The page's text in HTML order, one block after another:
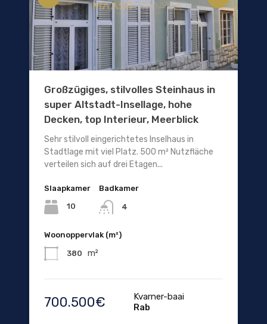
Großzügiges, stilvolles Steinhaus in
super Altstadt-Insellage, hohe
Decken, top Interieur, Meerblick
Sehr stilvoll eingerichtetes Inselhaus in
Stadtlage mit viel Platz. 500 m² Nutzfläche
verteilen sich auf drei Etagen...
Slaapkamer
10
Badkamer
4
Woonoppervlak (m²)
380 m²
700.500€
Kvarner-baai
Rab